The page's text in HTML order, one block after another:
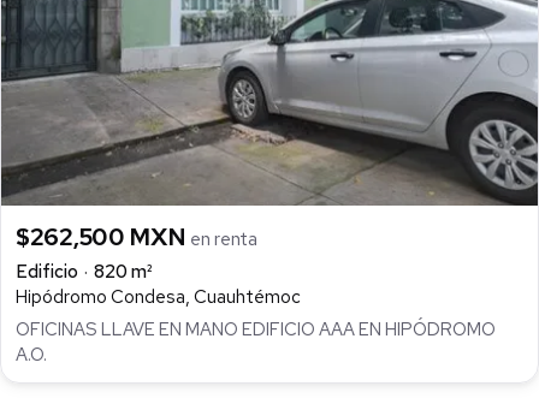
$262,500 MXN en renta
Edificio
820 m²
Hipódromo Condesa, Cuauhtémoc
OFICINAS LLAVE EN MANO EDIFICIO AAA EN HIPÓDROMO
A.O.